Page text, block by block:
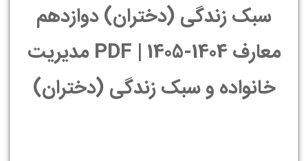
سبک زندگی (دختران) دوازدهم
معارف 1404-1405 | PDF مدیریت
خانواده و سبک زندگی (دختران)